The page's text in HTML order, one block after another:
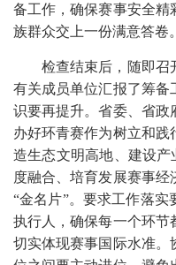
备工作，确保赛事安全精
族群众交上一份满意答卷。
检查结束后，随即召
有关成员单位汇报了筹备
识要再提升。省委、省政
办好环青赛作为树立和
造生态文明高地、建设产
度融合、培育发展赛事
“金名片”。要求工作落
执行人，确保每一个环节
切实体现赛事国际水准。